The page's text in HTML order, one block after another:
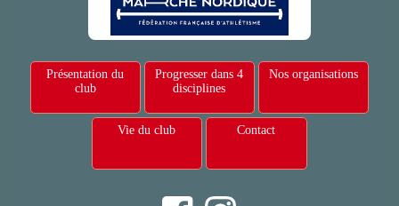
Présentation du
club
Progresser dans 4
disciplines
Nos organisations
Vie du club Contact